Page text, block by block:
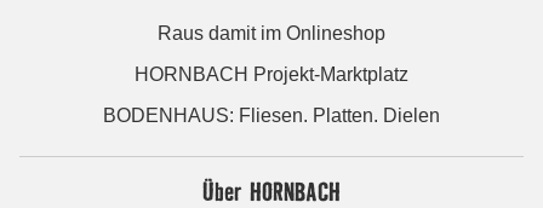
Raus damit im Onlineshop
HORNBACH Projekt-Marktplatz
BODENHAUS: Fliesen. Platten. Dielen
Über HORNBACH